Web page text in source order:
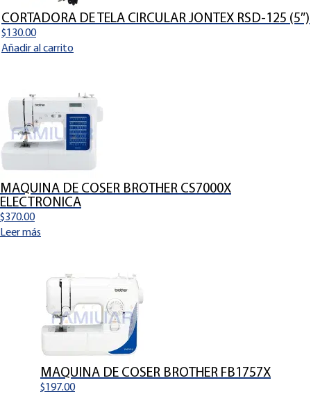
CORTADORA DE TELA CIRCULAR JONTEX RSD-125 (5″)
$130.00
Añadir al carrito
MAQUINA DE COSER BROTHER CS7000X
ELECTRONICA
$370.00
Leer más
MAQUINA DE COSER BROTHER FB1757X
$197.00